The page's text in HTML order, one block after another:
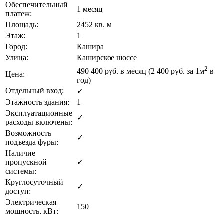
Обеспечительный
платеж:
1 месяц
Площадь:
2452 кв. м
Этаж:
1
Город:
Кашира
Улица:
Каширское шоссе
Цена:
490 400 руб. в месяц (2 400 руб. за 1м2 в
год)
Отдельный вход:
✓
Этажность здания:
1
Эксплуатационные
расходы включены:
✓
Возможность
подъезда фуры:
✓
Наличие
пропускной
системы:
✓
Круглосуточный
доступ:
✓
Электрическая
мощность, кВт:
150